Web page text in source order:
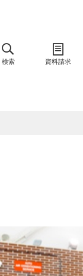
検索 資料請求